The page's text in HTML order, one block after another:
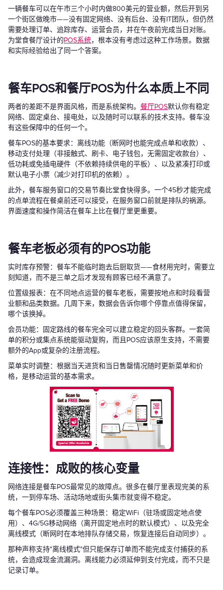
一辆餐车可以在午市三个小时内做800美元的营业额，然后开到另
一个街区做晚市——没有固定网络、没有后台、没有IT团队，但仍然
需要处理订单、追踪库存、运营会员，并在午夜前完成当日对账。
为堂食餐厅设计的POS系统，根本没有考虑过这种工作场景。数据
和实际经验给出了同一个答案。
餐车POS和餐厅POS为什么本质上不同
两者的差距不是界面风格，而是系统架构。 餐厅POS默认你有稳定
网络、固定桌台、接电处，以及随时可以联系的技术支持。餐车没
有这些保障中的任何一个。
餐车POS的基本要求：离线功能（断网时也能完成点单和收款）、
移动支付处理（非接触式、刷卡、电子钱包，无需固定收款台）、
低功耗或免插电硬件（不依赖持续供电的平板）、以及紧凑打印或
默认电子小票（减少对打印机的依赖）。
此外，餐车服务窗口的交易节奏比堂食快得多。一个45秒才能完成
的点单流程在餐桌前还可以接受，在服务窗口前就是排队的祸源。
界面速度和操作简洁在餐车上比在餐厅里更重要。
餐车老板必须有的POS功能
实时库存预警：餐车不能临时跑去后厨取货——食材用完时，需要立
刻知道，而不是三单之后才发现有顾客已经不满意了。
位置级报表：在不同地点运营的餐车老板，需要按地点和时段看营
业额和品类数据。几周下来，数据会告诉你哪个停靠点值得保留，
哪个该换掉。
会员功能：固定路线的餐车完全可以建立稳定的回头客群。一套简
单的积分或集点系统能驱动复购，而且POS应该原生支持，不需要
额外的App或复杂的注册流程。
菜单实时调整：根据当天进货和当日售罄情况随时更新菜单和价
格，是移动运营的基本需求。
连接性：成败的核心变量
网络连接是餐车POS最常见的故障点。很多在餐厅里表现完美的系
统，一到停车场、活动场地或街头集市就变得不稳定。
每个餐车POS必须覆盖三种场景：稳定WiFi（驻场或固定地点使
用）、4G/5G移动网络（离开固定地点时的默认模式）、以及完全
离线模式（断网时在本地排队存储交易，恢复连接后自动同步）。
那种声称支持"离线模式"但只能保存订单而不能完成支付捕获的系
统，会造成现金流漏洞。离线能力必须延伸到支付完成，而不只是
记录订单。